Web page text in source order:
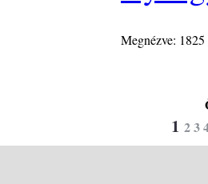
Megnézve:
1 23